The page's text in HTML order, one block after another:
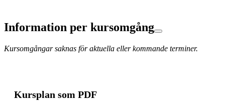
Information per kursomgång
Kursomgångar saknas för aktuella eller kommande terminer.
Kursplan som PDF